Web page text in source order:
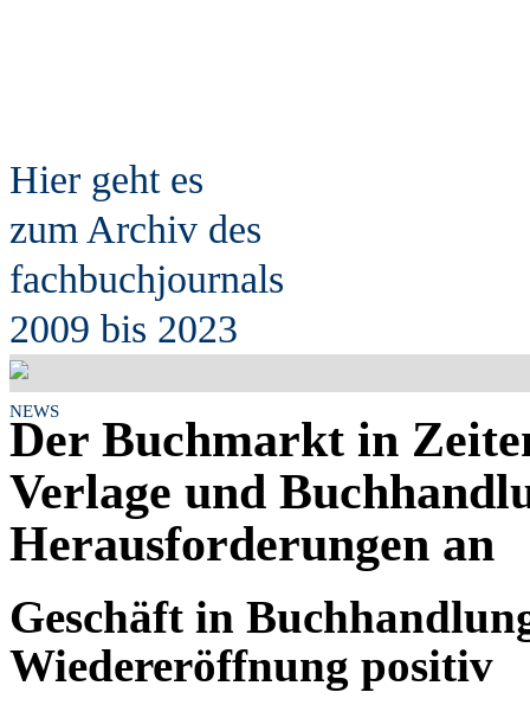
Hier geht es
zum Archiv des
fachbuchjournals
2009 bis 2023
NEWS
Der Buchmarkt in
Verlage und
Herausforderungen an
Geschäft in
Wiedereröffnung positiv